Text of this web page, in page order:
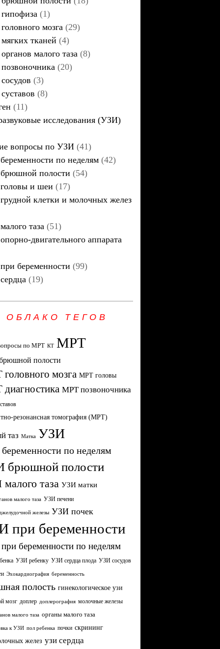
(1)
мозга (29)
тканей (4)
малого таза (8)
(20)
(3)
(8)
(11)
исследования (УЗИ)
вопросы по УЗИ (41)
по неделям (42)
полости (54)
и шеи (17)
клетки и молочных желез
таза (51)
двигательного аппарата
беременности (99)
(19)
ОБЛАКО ТЕГОВ
по МРТ КТ МРТ
полости
мозга МРТ головы
МРТ позвоночника
резонансная томография (МРТ)
таз Матка УЗИ
по неделям
брюшной полости
таза УЗИ матки
малого таза УЗИ печени
железы УЗИ почек
при беременности
беременности по неделям
УЗИ ребенку УЗИ сердца плода УЗИ сосудов
Эхокардиография беременность
полость гинекологическое узи
мозг доплер доплерография молочные железы
малого таза органы малого таза
к УЗИ пол ребенка почки скрининг
желез узи сердца